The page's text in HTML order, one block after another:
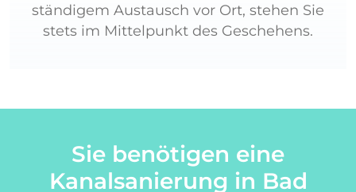
ständigem Austausch vor Ort, stehen Sie
stets im Mittelpunkt des Geschehens.
Sie benötigen eine
Kanalsanierung in Bad